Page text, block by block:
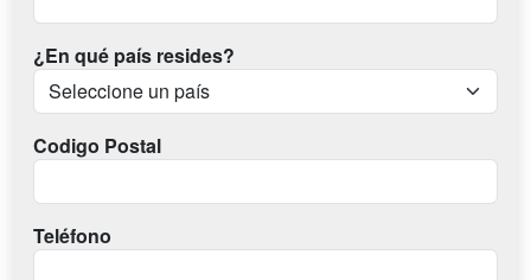
¿En qué país resides?
Codigo Postal
Teléfono